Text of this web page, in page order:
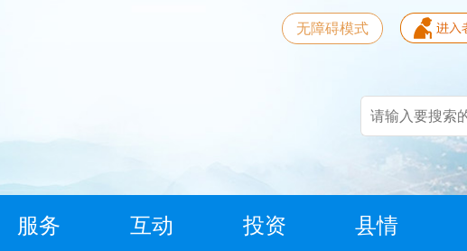
无障碍模式
服务 互动 投资 县情